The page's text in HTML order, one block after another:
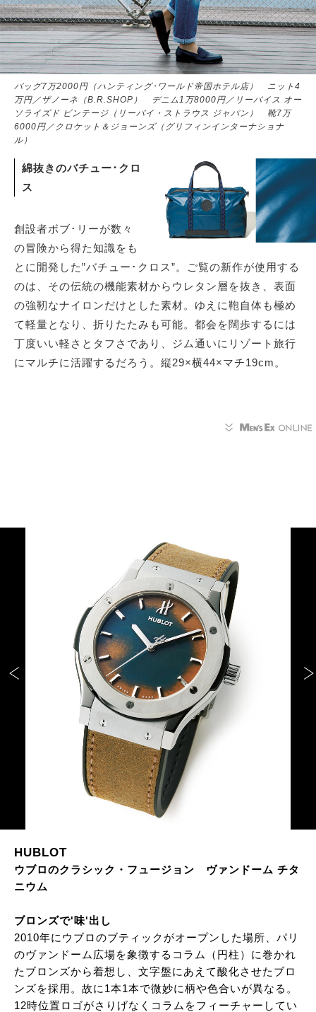
バッグ7万2000円（ハンティング･ワールド帝国ホテル店） ニット4
万円／ザノーネ（B.R.SHOP） デニム1万8000円／リーバイス オー
ソライズド ビンテージ（リーバイ・ストラウス ジャパン） 靴7万
6000円／クロケット＆ジョーンズ（グリフィンインターナショナ
ル）
綿抜きのバチュー･クロ
ス
創設者ボブ･リーが数々
の冒険から得た知識をも
とに開発した”バチュー･クロス”。ご覧の新作が使用する
のは、その伝統の機能素材からウレタン層を抜き、表面
の強靭なナイロンだけとした素材。ゆえに鞄自体も極め
て軽量となり、折りたたみも可能。都会を闊歩するには
丁度いい軽さとタフさであり、ジム通いにリゾート旅行
にマルチに活躍するだろう。縦29×横44×マチ19cm。
HUBLOT
ウブロのクラシック・フュージョン ヴァンドーム チタ
ニウム
ブロンズで'味'出し
2010年にウブロのブティックがオープンした場所、パリ
のヴァンドーム広場を象徴するコラム（円柱）に巻かれ
たブロンズから着想し、文字盤にあえて酸化させたブロ
ンズを採用。故に1本1本で微妙に柄や色合いが異なる。
12時位置ロゴがさりげなくコラムをフィーチャーしてい